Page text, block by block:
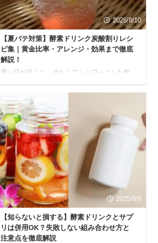
を踏み出せるはずです ...
2025/8/10
【夏バテ対策】酵素ドリンク炭酸割りレシ
ピ集｜黄金比率・アレンジ・効果まで徹底
解説！
暑い日が続くと、冷たくてシュワっとした飲
すめしたいのが、酵素ドリンクの炭酸割りで
す。 「でも、ただ炭酸水で割るだけじゃ飽き
てしまう…もっと美味しく、効果的に飲みた
い！」そう思っていませんか？ 本記事では、
酵素ドリンクを美味しく、そして美容や健康
に役立つように楽しむための、とっておきの
方法をご紹介します。 効果を最大限に引き出
すための飲み方のコツや、他では見かけない
オリジナルレシピも満載です。 最後まで読め
ば、今年の夏は酵素ドリンクが手放せない、
美味しくて楽しい習慣 ...
2025/8/9
【知らないと損する】酵素ドリンクとサプ
リは併用OK？失敗しない組み合わせ方と
注意点を徹底解説